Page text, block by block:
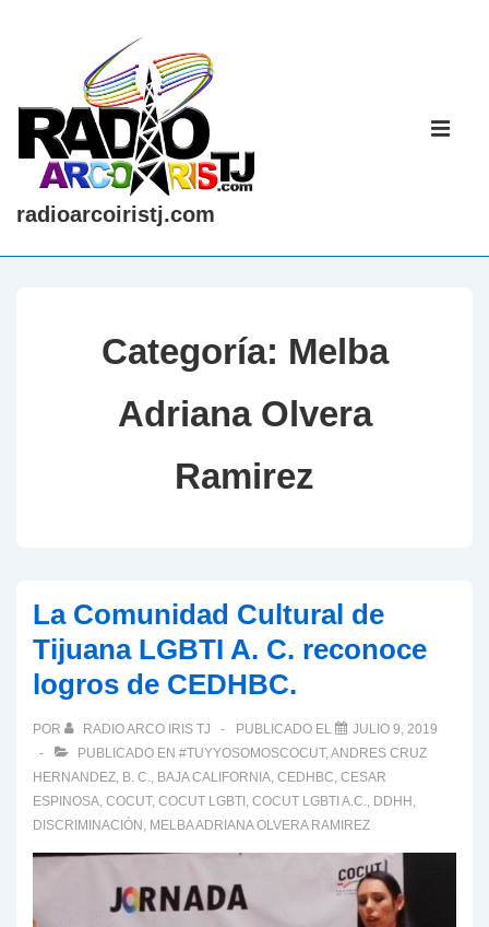
contenido
principal
radioarcoiristj.com
Categoría: Melba
Adriana Olvera
Ramirez
La Comunidad Cultural de
Tijuana LGBTI A. C. reconoce
logros de CEDHBC.
POR RADIO ARCO IRIS TJ PUBLICADO EL
JULIO 9, 2019
PUBLICADO EN #TUYYOSOMOSCOCUT,ANDRES CRUZ
HERNANDEZ, B. C., BAJA CALIFORNIA, CEDHBC, CESAR
ESPINOSA, COCUT, COCUT LGBTI , COCUT LGBTI A.C., DDHH ,
DISCRIMINACIÓN , MELBA ADRIANA OLVERA RAMIREZ